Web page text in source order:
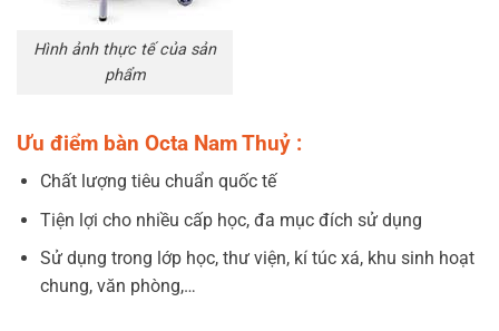
Hình ảnh thực tế của sản
phẩm
Ưu điểm bàn Octa Nam Thuỷ :
Chất lượng tiêu chuẩn quốc tế
Tiện lợi cho nhiều cấp học, đa mục đích sử dụng
Sử dụng trong lớp học, thư viện, kí túc xá, khu sinh hoạt
chung, văn phòng,…